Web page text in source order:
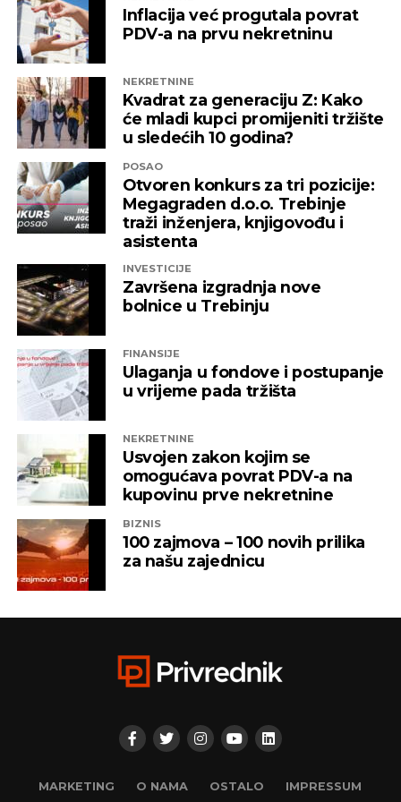
saopšteno je iz “Invictusa”.
Kažu i da su sada izloženi potezima koji nemaju bilo
kakve veze sa normalnim poslovanjem i
poštovanjem zakonskih normi, a da ih relevantne
institucije kao savjesnog poslovnog subjekta nisu u
stanju zaštiti, zbog čega moraju priznati da je teško
pronaći adekvatniji odgovor koji ne bi uključivao
ozbiljnije rezove u samoj kompaniji.
Podsjetimo, 18. juna ove godine američka
uvela je sankcije nizu kompanija koje “čine mrežu
podrške predsjedniku Republike Srpske Miloradu
Dodiku”, a “Infinity International” se našao među
njima, skupa sa firmama “Infinity Media”, “Prointer
ITSS”, “Sirius 2010”, “Kaldera”, “K-2 Audio” u čijem je
vlasništvu Alternativna televizija, “Una World” u
čijem je vlasništvu bila “Una TV”.
Iz “Infinity-ja” su tada saopštili da će bez posla ostati
oko 800 ljudi, a spas su potražili u registrovanju
novih kompanija i promjenama vlasničke strukture,
pretvarajućći dotatašnje rukovodioce u vlasnike.
„Invictus“ su prije mjesec dana osnovali menadžeri
„Prointera“ i „Siriusa”.
REKLAMA
Inflacija već progutala povrat
PDV-a na prvu nekretninu
NEKRETNINE
Kvadrat za generaciju Z: Kako
će mladi kupci promijeniti tržište
u sledećih 10 godina?
POSAO
Otvoren konkurs za tri pozicije:
Megagraden d.o.o. Trebinje
traži inženjera, knjigovođu i
asistenta
INVESTICIJE
Završena izgradnja nove
bolnice u Trebinju
FINANSIJE
Ulaganja u fondove i postupanje
u vrijeme pada tržišta
NEKRETNINE
Usvojen zakon kojim se
omogućava povrat PDV-a na
kupovinu prve nekretnine
BIZNIS
100 zajmova – 100 novih prilika
za našu zajednicu
MARKETING O NAMA OSTALO IMPRESSUM